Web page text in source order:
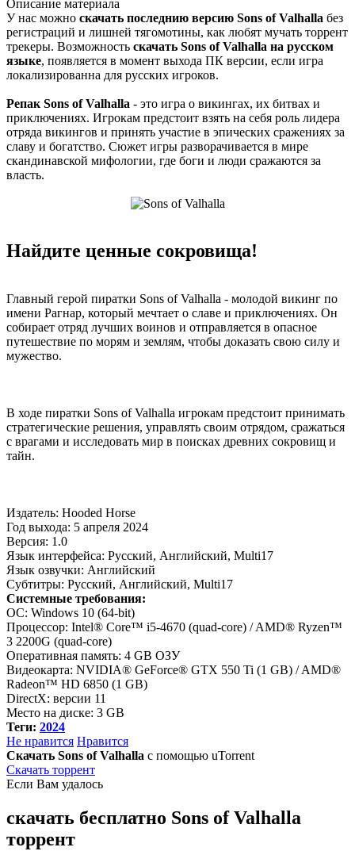
Описание материала
У нас можно скачать последнию версию Sons of Valhalla без
регистраций и лишней тягомотины, как любят мучать торрент
трекеры. Возможность скачать Sons of Valhalla на русском
языке, появляется в момент выхода ПК версии, если игра
локализированна для русских игроков.
Репак Sons of Valhalla - это игра о викингах, их битвах и
приключениях. Игрокам предстоит взять на себя роль лидера
отряда викингов и принять участие в эпических сражениях за
славу и богатство. Сюжет игры разворачивается в мире
скандинавской мифологии, где боги и люди сражаются за
власть.
Найдите ценные сокровища!
Главный герой пиратки Sons of Valhalla - молодой викинг по
имени Рагнар, который мечтает о славе и приключениях. Он
собирает отряд лучших воинов и отправляется в опасное
путешествие по морям и землям, чтобы доказать свою силу и
мужество.
В ходе пиратки Sons of Valhalla игрокам предстоит принимать
стратегические решения, управлять своим отрядом, сражаться
с врагами и исследовать мир в поисках древних сокровищ и
тайн.
Издатель: Hooded Horse
Год выхода: 5 апреля 2024
Версия: 1.0
Язык интерфейса: Русский, Английский, Multi17
Язык озвучки: Английский
Субтитры: Русский, Английский, Multi17
Системные требования:
ОС: Windows 10 (64-bit)
Процессор: Intel® Core™ i5-4670 (quad-core) / AMD® Ryzen™
3 2200G (quad-core)
Оперативная память: 4 GB ОЗУ
Видеокарта: NVIDIA® GeForce® GTX 550 Ti (1 GB) / AMD®
Radeon™ HD 6850 (1 GB)
DirectX: версии 11
Место на диске: 3 GB
Теги: 2024
Не нравится Нравится
Скачать Sons of Valhalla с помощью uTorrent
Скачать торрент
Если Вам удалось
скачать бесплатно Sons of Valhalla
торрент